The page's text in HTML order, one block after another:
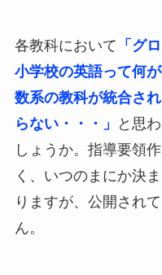
各教科において 「グ
小学校の英語って何
数系の教科が統合さ
らない・・・」
と思
しょうか。指導要領
く、いつのまにか決
りますが、公開され
ん。